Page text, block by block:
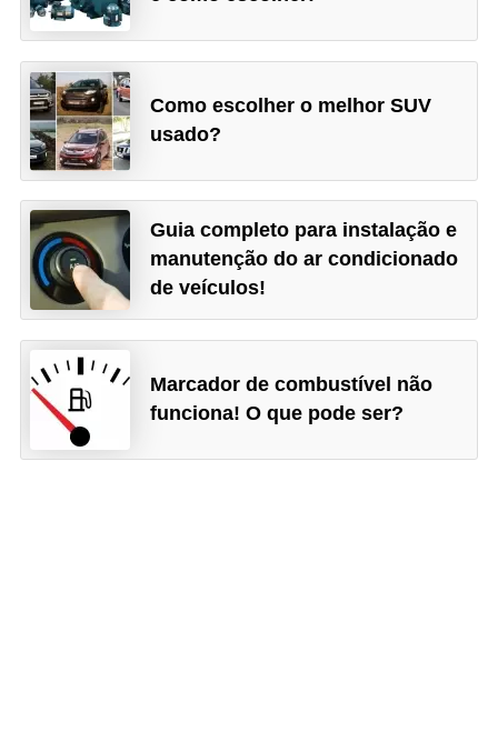
Como escolher o melhor SUV
usado?
Guia completo para instalação e
manutenção do ar condicionado
de veículos!
Marcador de combustível não
funciona! O que pode ser?